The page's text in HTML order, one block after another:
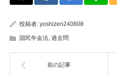
投稿者: yoshizen240808
国民年金法, 過去問
前の記事